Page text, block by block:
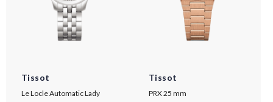
Tissot
Le Locle Automatic Lady
Tissot
PRX 25 mm